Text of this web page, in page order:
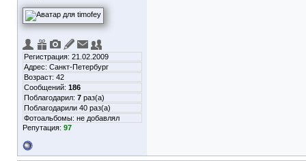
Регистрация: 21.02.2009
Адрес: Санкт-Петербург
Возраст: 42
Сообщений: 186
Поблагодарил: 7 раз(а)
Поблагодарили 40 раз(а)
Фотоальбомы: не добавлял
Репутация: 97